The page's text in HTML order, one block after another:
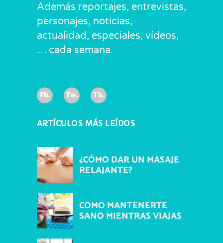
Además reportajes, entrevistas,
personajes, noticias,
actualidad, especiales, vídeos,
… cada semana.
Fb. Tw. Tb.
ARTÍCULOS MÁS LEÍDOS
¿CÓMO DAR UN MASAJE
RELAJANTE?
COMO MANTENERTE
SANO MIENTRAS VIAJAS